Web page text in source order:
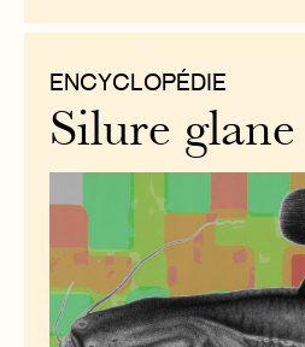
ENCYCLOPÉDIE
Silure glane